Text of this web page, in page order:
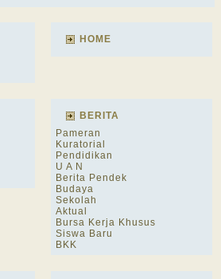
HOME
BERITA
Pameran
Kuratorial
Pendidikan
U A N
Berita Pendek
Budaya
Sekolah
Aktual
Bursa Kerja Khusus
Siswa Baru
BKK